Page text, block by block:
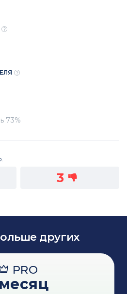
3
других
PRO